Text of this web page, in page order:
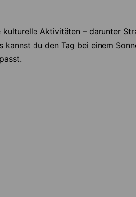
Aktivitäten – darunter
du den Tag bei einem